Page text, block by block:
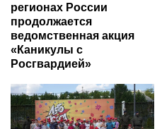
регионах России
продолжается
ведомственная акция
«Каникулы с
Росгвардией»